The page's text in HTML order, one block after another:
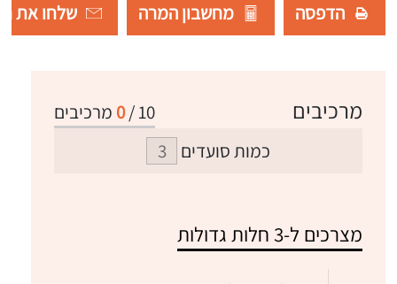
הדפסה מחשבון המרה שלחו את
10
/
0 מרכיבים מרכיבים
כמות סועדים
מצרכים ל-3 חלות גדולות